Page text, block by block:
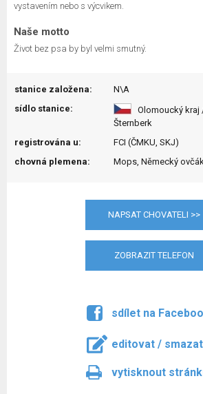
vystavením nebo s výcvikem.
Naše motto
Život bez psa by byl velmi smutný.
stanice založena:
N\A
sídlo stanice:
Olomoucký kraj
Šternberk
registrována u:
FCI (ČMKU, SKJ)
chovná plemena:
Mops, Německý
NAPSAT CHOVATELI >>
ZOBRAZIT TELEFON
sdílet na
editovat / smazat
vytisknout